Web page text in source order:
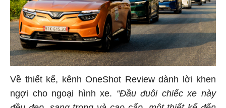
Về thiết kế, kênh OneShot Review dành lời khen
ngợi cho ngoại hình xe. “Đầu đuôi chiếc xe này